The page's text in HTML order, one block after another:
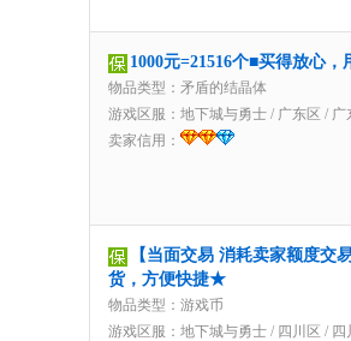
1000元=21516个■买得放心
物品类型：矛盾的结晶体
游戏区服： 地下城与勇士 / 广东区 / 广
卖家信用：
【当面交易 消耗卖家额度交
货，方便快捷★
物品类型：游戏币
游戏区服： 地下城与勇士 / 四川区 / 四